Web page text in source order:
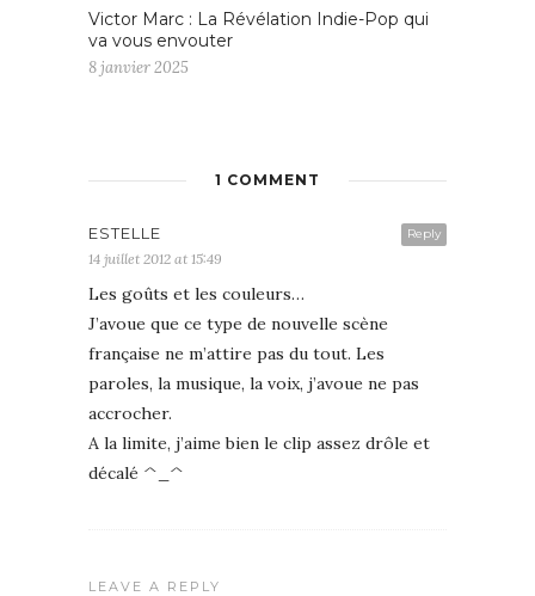
Victor Marc : La Révélation Indie-Pop qui
va vous envouter
8 janvier 2025
1 COMMENT
Reply
ESTELLE
14 juillet 2012 at 15:49
Les goûts et les couleurs…
J’avoue que ce type de nouvelle scène
française ne m’attire pas du tout. Les
paroles, la musique, la voix, j’avoue ne pas
accrocher.
A la limite, j’aime bien le clip assez drôle et
décalé ^_^
LEAVE A REPLY